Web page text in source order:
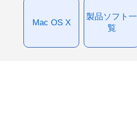
Mac OS X
製品ソフト一
覧